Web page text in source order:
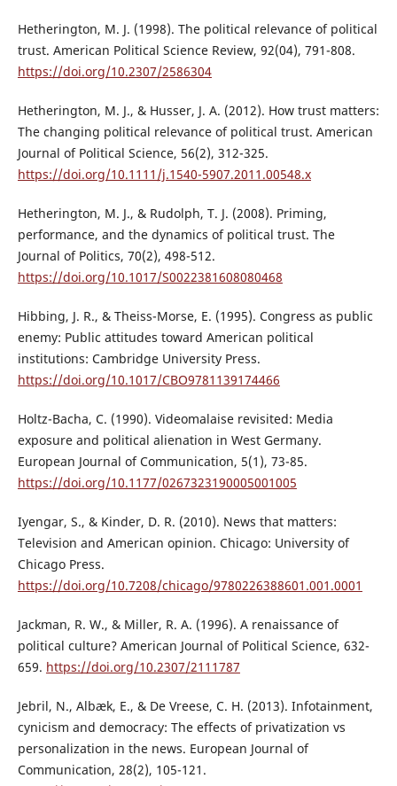
Hetherington, M. J. (1998). The political relevance of political
trust. American Political Science Review, 92(04), 791-808.
https://doi.org/10.2307/2586304
Hetherington, M. J., & Husser, J. A. (2012). How trust matters:
The changing political relevance of political trust. American
Journal of Political Science, 56(2), 312-325.
https://doi.org/10.1111/j.1540-5907.2011.00548.x
Hetherington, M. J., & Rudolph, T. J. (2008). Priming,
performance, and the dynamics of political trust. The
Journal of Politics, 70(2), 498-512.
https://doi.org/10.1017/S0022381608080468
Hibbing, J. R., & Theiss-Morse, E. (1995). Congress as public
enemy: Public attitudes toward American political
institutions: Cambridge University Press.
https://doi.org/10.1017/CBO9781139174466
Holtz-Bacha, C. (1990). Videomalaise revisited: Media
exposure and political alienation in West Germany.
European Journal of Communication, 5(1), 73-85.
https://doi.org/10.1177/0267323190005001005
Iyengar, S., & Kinder, D. R. (2010). News that matters:
Television and American opinion. Chicago: University of
Chicago Press.
https://doi.org/10.7208/chicago/9780226388601.001.0001
Jackman, R. W., & Miller, R. A. (1996). A renaissance of
political culture? American Journal of Political Science, 632-
659. https://doi.org/10.2307/2111787
Jebril, N., Albæk, E., & De Vreese, C. H. (2013). Infotainment,
cynicism and democracy: The effects of privatization vs
personalization in the news. European Journal of
Communication, 28(2), 105-121.